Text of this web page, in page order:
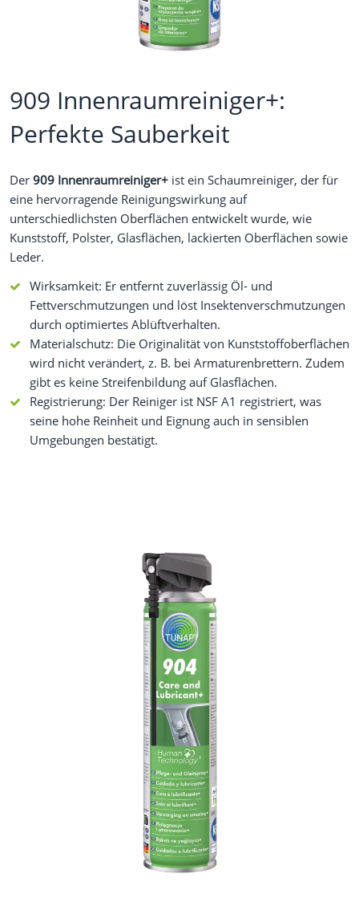
909 Innenraumreiniger+:
Perfekte Sauberkeit
Der 909 Innenraumreiniger+ ist ein Schaumreiniger, der für
eine hervorragende Reinigungswirkung auf
unterschiedlichsten Oberflächen entwickelt wurde, wie
Kunststoff, Polster, Glasflächen, lackierten Oberflächen sowie
Leder.
Wirksamkeit: Er entfernt zuverlässig Öl- und
Fettverschmutzungen und löst Insektenverschmutzungen
durch optimiertes Ablüftverhalten.
Materialschutz: Die Originalität von Kunststoffoberflächen
wird nicht verändert, z. B. bei Armaturenbrettern. Zudem
gibt es keine Streifenbildung auf Glasflächen.
Registrierung: Der Reiniger ist NSF A1 registriert, was
seine hohe Reinheit und Eignung auch in sensiblen
Umgebungen bestätigt.